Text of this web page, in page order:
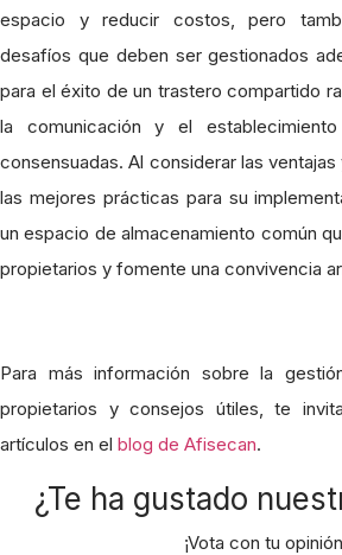
espacio y reducir costos, pero
desafíos que deben ser gestionados
para el éxito de un trastero compartido
la comunicación y el
consensuadas. Al considerar las
las mejores prácticas para su
un espacio de almacenamiento común
propietarios y fomente una convivencia
Para más información sobre la
propietarios y consejos útiles, te
artículos en el blog de Afisecan.
¿Te ha gustado
¡Vota con tu